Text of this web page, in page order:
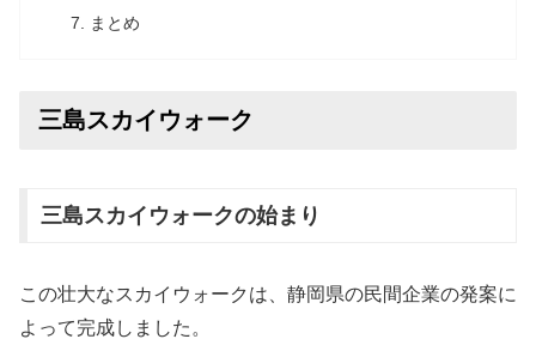
まとめ
三島スカイウォーク
三島スカイウォークの始まり
この壮大なスカイウォークは、静岡県の民間企業の発案に
よって完成しました。